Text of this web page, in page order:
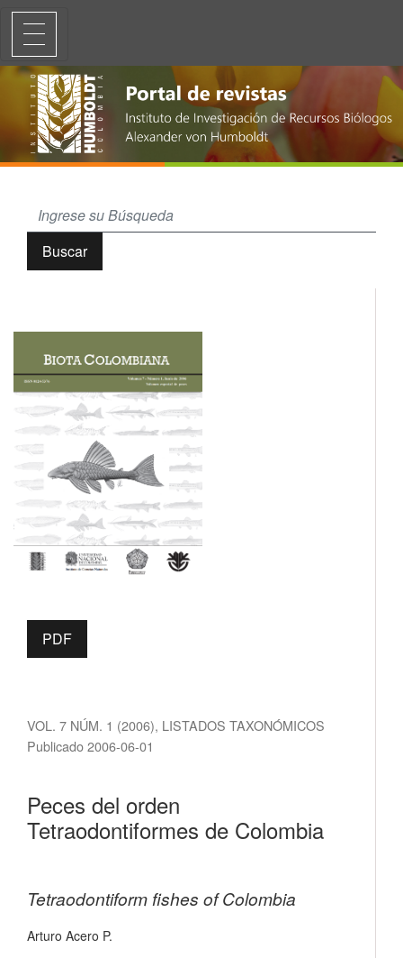
Peces del orden Tetraodontiformes de Colombia
Buscar
VOL. 7 NÚM. 1 (2006), LISTADOS TAXONÓMICOS
Peces del orden
Tetraodontiformes de Colombia
Tetraodontiform fishes of Colombia
Publicado 2006-06-01
Arturo Acero P.
PDF